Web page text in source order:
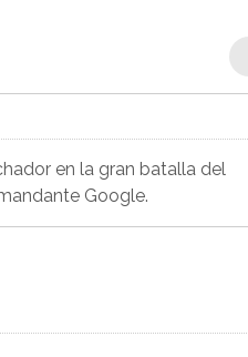
en la gran batalla del
Google.